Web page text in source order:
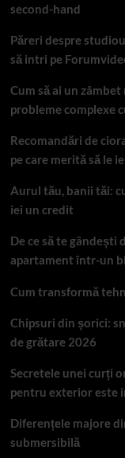
second-hand
Păreri despre
să intri pe
Cum să ai un
probleme complexe
Recomandări de
pe care merită să le
Aurul tău, banii tăi:
iei un credit
De ce să te gândești
apartament într-un
Cum transformă
Chipsuri din șorici:
de grătare 2026
Secretele unei curți
pentru exterior este
Diferențele majore
submersibilă